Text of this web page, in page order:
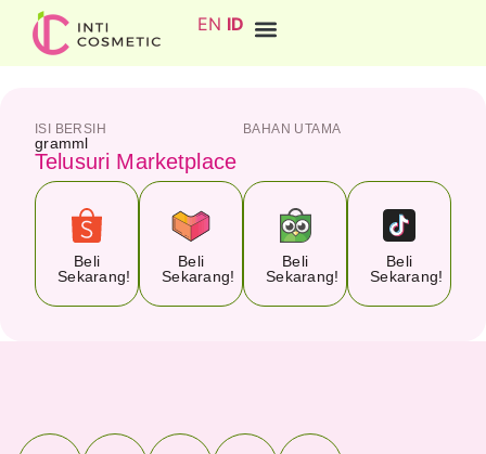
EN ID
ISI BERSIH
gramml
BAHAN UTAMA
Telusuri Marketplace
Beli
Sekarang!
Beli
Sekarang!
Beli
Sekarang!
Beli
Sekarang!